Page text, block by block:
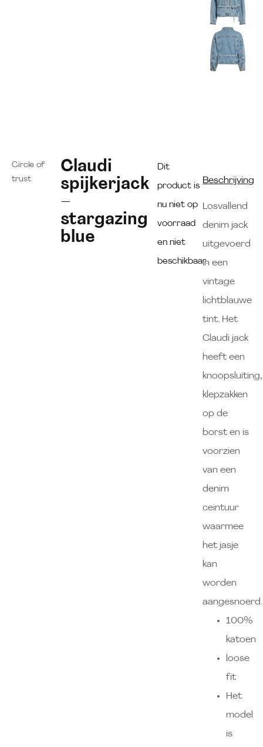
Circle of
trust
Claudi
spijkerjack
–
stargazing
blue
Dit
product is
nu niet op
voorraad
en niet
beschikbaar.
Beschrijving
Losvallend
denim jack
uitgevoerd
in een
vintage
lichtblauwe
tint. Het
Claudi jack
heeft een
knoopsluiting,
klepzakken
op de
borst en is
voorzien
van een
denim
ceintuur
waarmee
het jasje
kan
worden
aangesnoerd.
100%
katoen
loose
fit
Het
model
is